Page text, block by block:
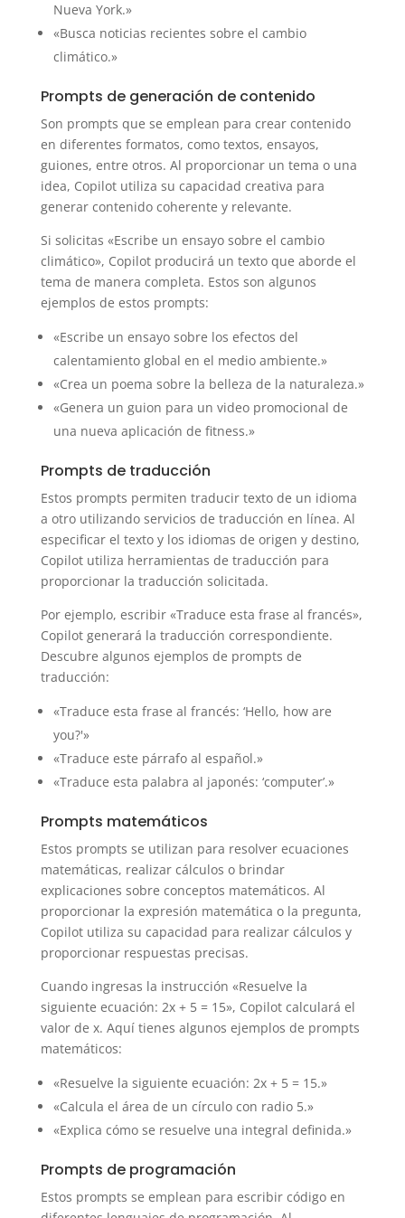
Nueva York.»
«Busca noticias recientes sobre el cambio
climático.»
Prompts de generación de contenido
Son prompts que se emplean para crear contenido
en diferentes formatos, como textos, ensayos,
guiones, entre otros. Al proporcionar un tema o una
idea, Copilot utiliza su capacidad creativa para
generar contenido coherente y relevante.
Si solicitas «Escribe un ensayo sobre el cambio
climático», Copilot producirá un texto que aborde el
tema de manera completa. Estos son algunos
ejemplos de estos prompts:
«Escribe un ensayo sobre los efectos del
calentamiento global en el medio ambiente.»
«Crea un poema sobre la belleza de la naturaleza.»
«Genera un guion para un video promocional de
una nueva aplicación de fitness.»
Prompts de traducción
Estos prompts permiten traducir texto de un idioma
a otro utilizando servicios de traducción en línea. Al
especificar el texto y los idiomas de origen y destino,
Copilot utiliza herramientas de traducción para
proporcionar la traducción solicitada.
Por ejemplo, escribir «Traduce esta frase al francés»,
Copilot generará la traducción correspondiente.
Descubre algunos ejemplos de prompts de
traducción:
«Traduce esta frase al francés: ‘Hello, how are
you?'»
«Traduce este párrafo al español.»
«Traduce esta palabra al japonés: ‘computer’.»
Prompts matemáticos
Estos prompts se utilizan para resolver ecuaciones
matemáticas, realizar cálculos o brindar
explicaciones sobre conceptos matemáticos. Al
proporcionar la expresión matemática o la pregunta,
Copilot utiliza su capacidad para realizar cálculos y
proporcionar respuestas precisas.
Cuando ingresas la instrucción «Resuelve la
siguiente ecuación: 2x + 5 = 15», Copilot calculará el
valor de x. Aquí tienes algunos ejemplos de prompts
matemáticos:
«Resuelve la siguiente ecuación: 2x + 5 = 15.»
«Calcula el área de un círculo con radio 5.»
«Explica cómo se resuelve una integral definida.»
Prompts de programación
Estos prompts se emplean para escribir código en